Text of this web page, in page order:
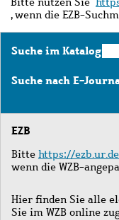
, wenn die EZB-
Suche im Katalog
im
Suche nach E-
EZB
Bitte https://
wenn die WZB-
Hier finden Sie alle
Sie im WZB online